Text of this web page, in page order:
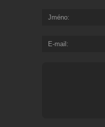
Jméno
E-mail